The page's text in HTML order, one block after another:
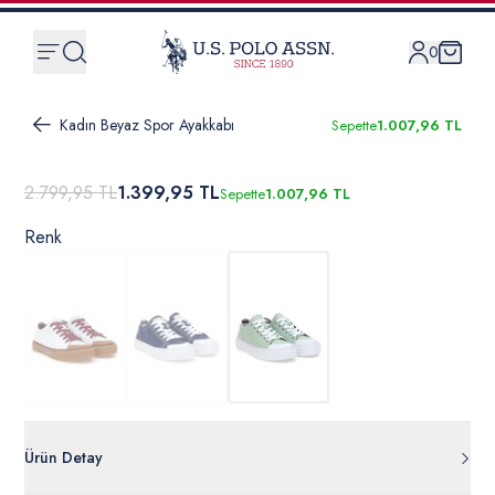
0
Kadın Beyaz Spor Ayakkabı Sepette1.007,96 TL
2.799,95 TL1.399,95 TLSepette1.007,96 TL
Renk
Ürün Detay